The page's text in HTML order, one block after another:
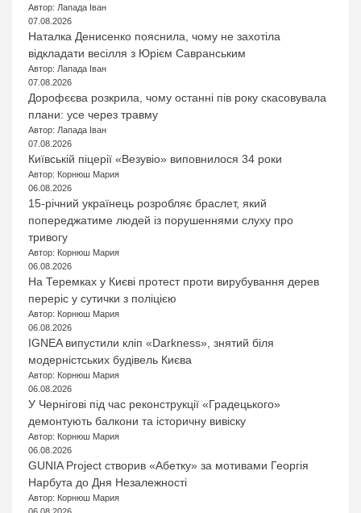
Автор: Лапада Іван
07.08.2026
Наталка Денисенко пояснила, чому не захотіла
відкладати весілля з Юрієм Савранським
Автор: Лапада Іван
07.08.2026
Дорофєєва розкрила, чому останні пів року скасовувала
плани: усе через травму
Автор: Лапада Іван
07.08.2026
Київській піцерії «Везувіо» виповнилося 34 роки
Автор: Корнюш Мария
06.08.2026
15-річний українець розробляє браслет, який
попереджатиме людей із порушеннями слуху про
тривогу
Автор: Корнюш Мария
06.08.2026
На Теремках у Києві протест проти вирубування дерев
переріс у сутички з поліцією
Автор: Корнюш Мария
06.08.2026
IGNEA випустили кліп «Darkness», знятий біля
модерністських будівель Києва
Автор: Корнюш Мария
06.08.2026
У Чернігові під час реконструкції «Градецького»
демонтують балкони та історичну вивіску
Автор: Корнюш Мария
06.08.2026
GUNIA Project створив «Абетку» за мотивами Георгія
Нарбута до Дня Незалежності
Автор: Корнюш Мария